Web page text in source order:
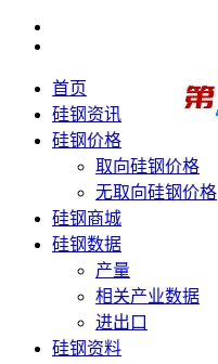
首页
硅钢资讯
硅钢价格
取向硅钢价格
无取向硅钢价格
硅钢商城
硅钢数据
产量
相关产业数据
进出口
硅钢资料